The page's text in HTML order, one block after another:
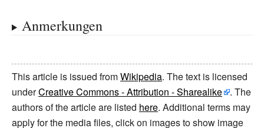
Anmerkungen
This article is issued fromWikipedia. The text is licensed
underCreative Commons - Attribution - Sharealike
. The
authors of the article are listed here. Additional terms may
apply for the media files, click on images to show image